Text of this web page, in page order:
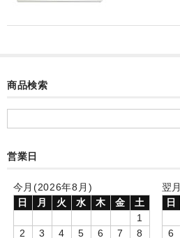
音声時計(集合)
お絵かきギャラリープラス(絵＋個別)
メロディ時計(個別)
お絵かきギャラリー
自作オリジナル時計
商品検索
営業日
今月(2026年8月)
日
月 火 水 木 金
土
1
2
3 4 5 6 7 8
翌
日
6